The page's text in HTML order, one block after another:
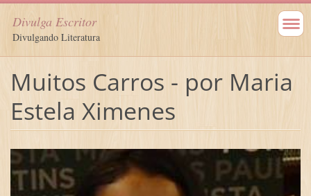
Divulga Escritor
Divulgando Literatura
Muitos Carros - por Maria
Estela Ximenes